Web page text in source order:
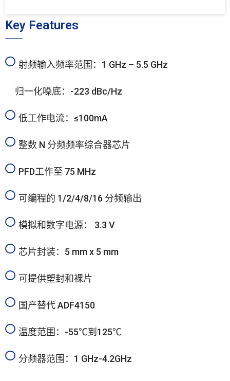
Key Features
射频输入频率范围：1 GHz – 5.5 GHz
归一化噪底：-223 dBc/Hz
低工作电流：≤100mA
整数 N 分频频率综合器芯片
PFD工作至 75 MHz
可编程的 1/2/4/8/16 分频输出
模拟和数字电源： 3.3 V
芯片封装：5 mm x 5 mm
可提供塑封和裸片
国产替代 ADF4150
温度范围：-55℃到125℃
分频器范围：1 GHz-4.2GHz